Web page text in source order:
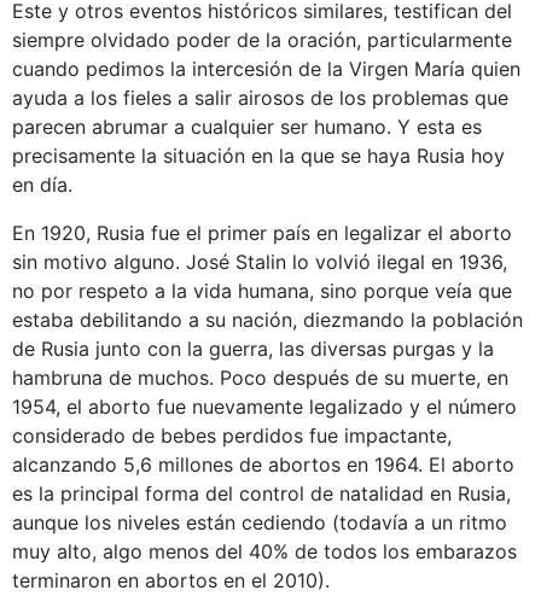
Este y otros eventos históricos similares, testifican del
siempre olvidado poder de la oración, particularmente
cuando pedimos la intercesión de la Virgen María quien
ayuda a los fieles a salir airosos de los problemas que
parecen abrumar a cualquier ser humano. Y esta es
precisamente la situación en la que se haya Rusia hoy
en día.
En 1920, Rusia fue el primer país en legalizar el aborto
sin motivo alguno. José Stalin lo volvió ilegal en 1936,
no por respeto a la vida humana, sino porque veía que
estaba debilitando a su nación, diezmando la población
de Rusia junto con la guerra, las diversas purgas y la
hambruna de muchos. Poco después de su muerte, en
1954, el aborto fue nuevamente legalizado y el número
considerado de bebes perdidos fue impactante,
alcanzando 5,6 millones de abortos en 1964. El aborto
es la principal forma del control de natalidad en Rusia,
aunque los niveles están cediendo (todavía a un ritmo
muy alto, algo menos del 40% de todos los embarazos
terminaron en abortos en el 2010).